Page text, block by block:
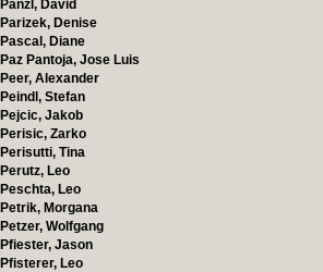
Panzl, David
Parizek, Denise
Pascal, Diane
Paz Pantoja, Jose Luis
Peer, Alexander
Peindl, Stefan
Pejcic, Jakob
Perisic, Zarko
Perisutti, Tina
Perutz, Leo
Peschta, Leo
Petrik, Morgana
Petzer, Wolfgang
Pfiester, Jason
Pfisterer, Leo